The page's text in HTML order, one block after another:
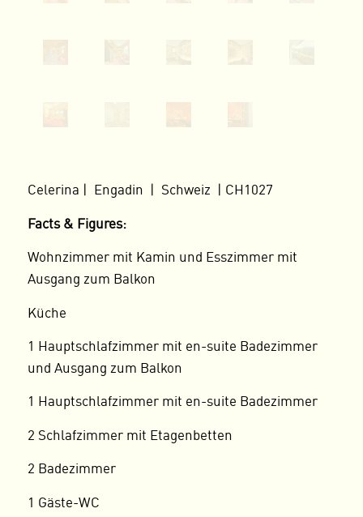
Celerina | Engadin | Schweiz | CH1027
Facts & Figures:
Wohnzimmer mit Kamin und Esszimmer mit
Ausgang zum Balkon
Küche
1 Hauptschlafzimmer mit en-suite Badezimmer
und Ausgang zum Balkon
1 Hauptschlafzimmer mit en-suite Badezimmer
2 Schlafzimmer mit Etagenbetten
2 Badezimmer
1 Gäste-WC